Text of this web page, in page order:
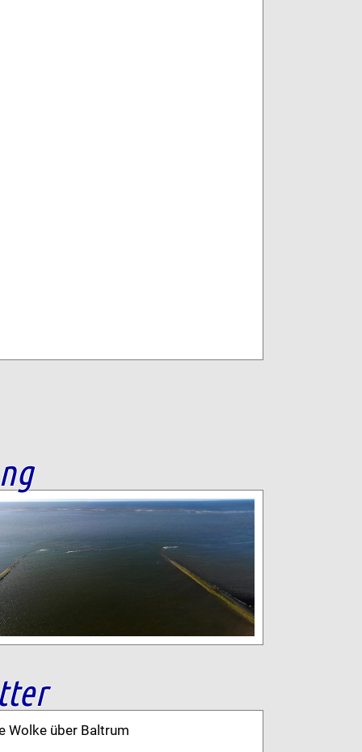
Wolke über Baltrum